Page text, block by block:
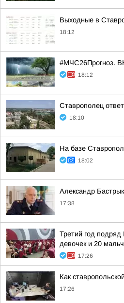
Выходные в
18:12
#МЧС26Прогноз.
18:12
Ставрополец
18:10
На базе
18:02
Александр
17:38
Третий год подряд
девочек и 20
17:26
Как
17:26